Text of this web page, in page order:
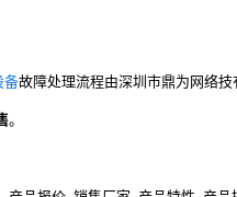
备故障处理流程由深圳市鼎为网络
。